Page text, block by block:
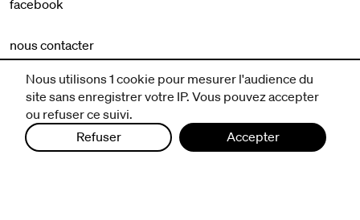
facebook
nous contacter
mentions légales et CGV
politique de protection des données
Nous utilisons 1 cookie pour mesurer l'audience du
site sans enregistrer votre IP. Vous pouvez accepter
ou refuser ce suivi.
Refuser
Accepter